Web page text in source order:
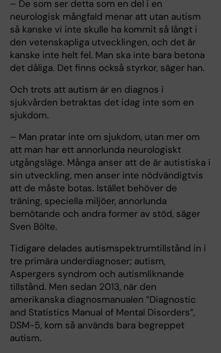
– De som ser detta som en del i en
neurologisk mångfald menar att utan autism
så kanske vi inte skulle ha kommit så långt i
den vetenskapliga utvecklingen, och det är
kanske inte helt fel. Man ska inte bara betona
det dåliga. Det finns också styrkor, säger han.
Och trots att autism är en diagnos i
sjukvården betraktas det idag inte som en
sjukdom.
– Man pratar inte om sjukdom, utan mer om
att man har ett annorlunda neurologiskt
utgångsläge. Många anser att de är autistiska i
sin utveckling, men anser inte nödvändigtvis
att de måste botas. Istället behöver de
träning, speciella miljöer, annorlunda
bemötande och andra former av stöd, säger
Sven Bölte.
Tidigare delades autismspektrumtillstånd in i
tre primära underdiagnoser; autism,
Aspergers syndrom och autismliknande
tillstånd. Men sedan 2013, när den
amerikanska diagnosmanualen ”Diagnostic
and Statistics Manual of Mental Disorders”,
DSM-5, kom så används bara begreppet
autism.